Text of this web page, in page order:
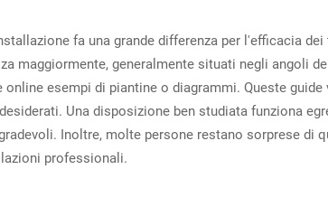
fa una grande differenza per l'efficacia
maggiormente, generalmente situati negli angoli
esempi di piantine o diagrammi. Queste
Una disposizione ben studiata funziona
Inoltre, molte persone restano sorprese di
professionali.